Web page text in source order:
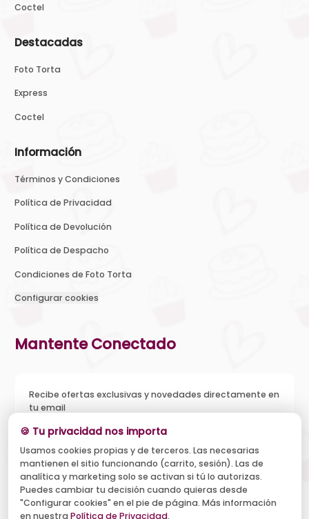
Coctel
Destacadas
Foto Torta
Express
Coctel
Información
Términos y Condiciones
Política de Privacidad
Política de Devolución
Política de Despacho
Condiciones de Foto Torta
Configurar cookies
Mantente Conectado
Recibe ofertas exclusivas y novedades directamente en
tu email
Acepto recibir novedades y ofertas, y el tratamiento de mi
email según la Política de Privacidad . Puedo darme de baja
cuando quiera.
Suscribirse
🍪 Tu privacidad nos importa
Usamos cookies propias y de terceros. Las necesarias
mantienen el sitio funcionando (carrito, sesión). Las de
analítica y marketing solo se activan si tú lo autorizas.
Puedes cambiar tu decisión cuando quieras desde
"Configurar cookies" en el pie de página. Más información
en nuestra Política de Privacidad.